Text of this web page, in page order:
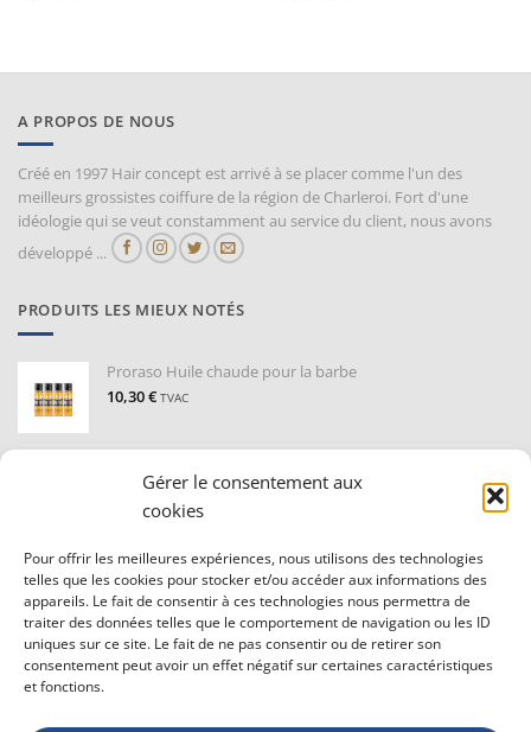
Gérer le consentement aux
cookies
Pour offrir les meilleures expériences, nous utilisons des technologies
telles que les cookies pour stocker et/ou accéder aux informations des
appareils. Le fait de consentir à ces technologies nous permettra de
traiter des données telles que le comportement de navigation ou les ID
uniques sur ce site. Le fait de ne pas consentir ou de retirer son
consentement peut avoir un effet négatif sur certaines caractéristiques
et fonctions.
A PROPOS DE NOUS
Créé en 1997 Hair concept est arrivé à se placer comme l'un des
meilleurs grossistes coiffure de la région de Charleroi. Fort d'une
idéologie qui se veut constamment au service du client, nous avons
développé ...
PRODUITS LES MIEUX NOTÉS
Proraso Huile chaude pour la barbe
10,30€ TVAC
€ TVAC
CONDITIONS GÉNÉRALE DE VENTE ET VIE PRIVÉE
Conditions générale
Vie privée
Politique de confidentialité